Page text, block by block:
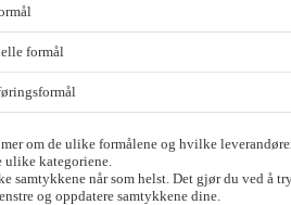
formål
om de ulike formålene og hvilke
kategoriene.
samtykkene når som helst. Det gjør du ved å
og oppdatere samtykkene dine.